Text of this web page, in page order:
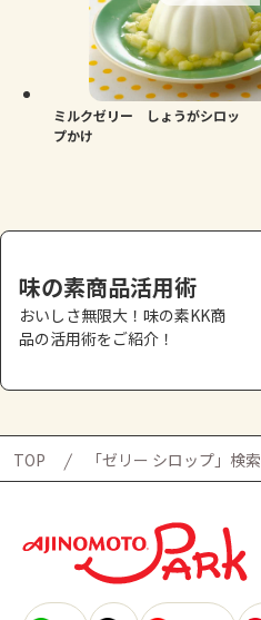
よくあるお問い合
お買い物
ミルクゼリー しょうがシロッ
プかけ
味の素商品活用術
おいしさ無限大！味の素KK商
品の活用術をご紹介！
TOP 「ゼリー シロップ」検